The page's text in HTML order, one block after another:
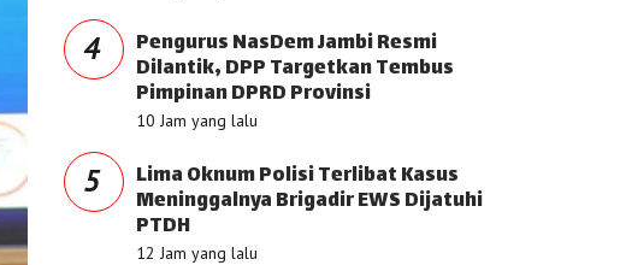
4 Pengurus NasDem Jambi Resmi
Dilantik, DPP Targetkan Tembus
Pimpinan DPRD Provinsi
10 Jam yang lalu
5 Lima Oknum Polisi Terlibat Kasus
Meninggalnya Brigadir EWS Dijatuhi
PTDH
12 Jam yang lalu